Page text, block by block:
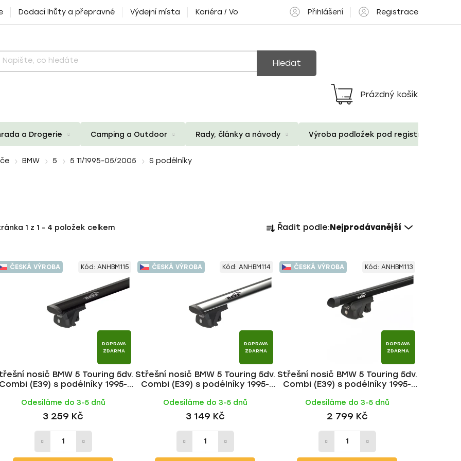
Dodací lhůty a přepravné Výdejní místa Kariéra / Volné pozice Přihlášení Registrace
Hledat
Nákupní
košík
Prázdný košík
a Drogerie Camping a Outdoor Rady, články a návody Výroba podložek pod registrační
BMW 5 5 11/1995-05/2005 S podélníky
1 z 1 - 4 položek celkem
a
n
í
o
d
u
k
t
Řadit podle:Nejprodávanější
ČESKÁ VÝROBA
DOPRAVA
ZDARMA
nosič BMW 5 Touring 5dv.
Combi (E39) s podélníky 1995-
Odesíláme do 3-5 dnů
3 259 Kč
Kód: ANHBM115 ČESKÁ VÝROBA
DOPRAVA
ZDARMA
Střešní nosič BMW 5 Touring 5dv.
Combi (E39) s podélníky 1995-
Odesíláme do 3-5 dnů
3 149 Kč
Kód: ANHBM114 ČESKÁ VÝROBA
DOPRAVA
ZDARMA
Střešní nosič BMW 5 Touring 5dv.
Combi (E39) s podélníky 1995-
Odesíláme do 3-5 dnů
2 799 Kč
Kód: ANHBM113